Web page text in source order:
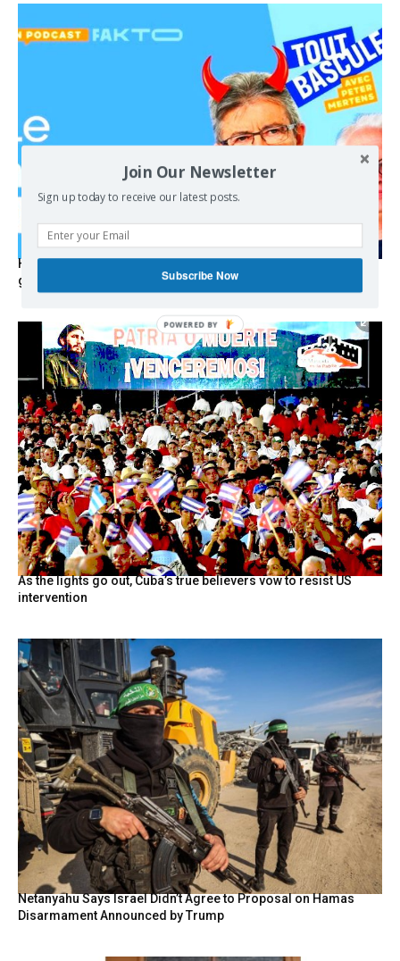
Hystérie anti-Mélenchon, la France en triple crise et le
grand renversement (vidéo)
As the lights go out, Cuba’s true believers vow to resist US
intervention
Netanyahu Says Israel Didn’t Agree to Proposal on Hamas
Disarmament Announced by Trump
Join Our Newsletter
Sign up today to receive our latest posts.
Subscribe Now